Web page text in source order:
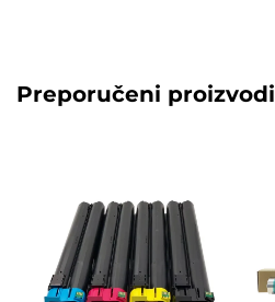
Preporučeni proizvodi